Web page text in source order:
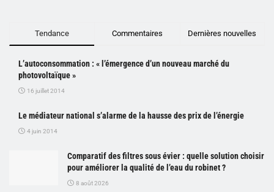
Tendance Commentaires Dernières nouvelles
L’autoconsommation : « l’émergence d’un nouveau marché du
photovoltaïque »
16 juillet 2014
Le médiateur national s’alarme de la hausse des prix de l’énergie
4 juin 2014
Comparatif des filtres sous évier : quelle solution choisir
pour améliorer la qualité de l’eau du robinet ?
8 août 2026